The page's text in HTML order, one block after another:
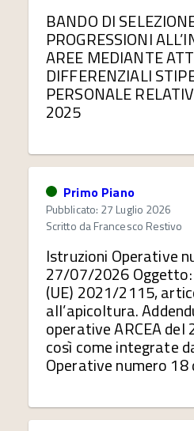
BANDO DI
PROGRESSIONI
AREE MEDIANTE
DIFFERENZIALI
PERSONALE
2025
Primo Piano
Pubblicato: 27 Luglio 2026
Scritto daFrancesco Restivo
Istruzioni Operative
27/07/2026
(UE) 2021/2115,
all’apicoltura.
operative ARCEA del
così come integrate
Operative numero 18